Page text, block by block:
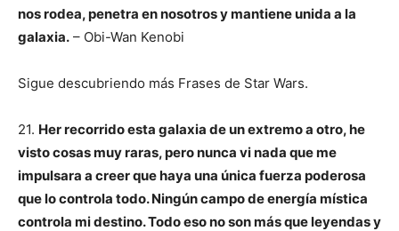
nos rodea, penetra en nosotros y mantiene unida a la
galaxia. – Obi-Wan Kenobi
Sigue descubriendo más Frases de Star Wars.
21. Her recorrido esta galaxia de un extremo a otro, he
visto cosas muy raras, pero nunca vi nada que me
impulsara a creer que haya una única fuerza poderosa
que lo controla todo. Ningún campo de energía mística
controla mi destino. Todo eso no son más que leyendas y